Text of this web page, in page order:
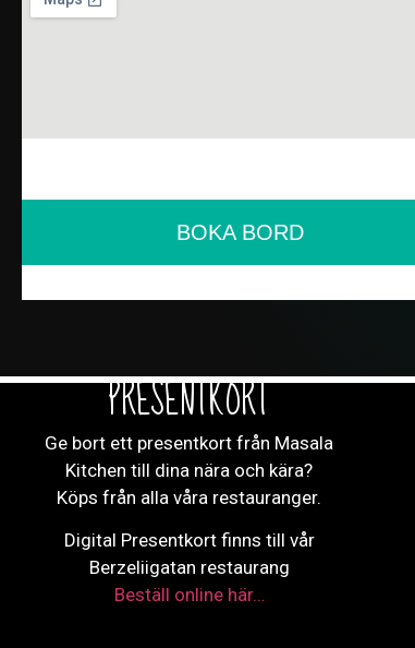
BOKA BORD
PRESENTKORT
Ge bort ett presentkort från Masala
Kitchen till dina nära och kära?
Köps från alla våra restauranger.
Digital Presentkort finns till vår
Berzeliigatan restaurang
Beställ online här…